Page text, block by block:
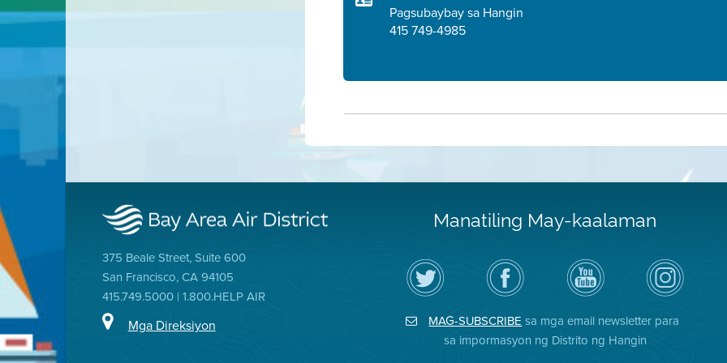
Pagsubaybay sa Hangin
415 749-4985
375 Beale Street, Suite 600
San Francisco, CA 94105
415.749.5000 | 1.800.HELP AIR
Mga Direksiyon
Manatiling May-kaalaman
I-
follow
ang
Air
sa
Bisitahin
ang
Page
sa
ng
Channel
sa
YouTube
ng
District
Air
District
on
Instagram
MAG-SUBSCRIBE sa mga email newsletter para
sa impormasyon ng Distrito ng Hangin